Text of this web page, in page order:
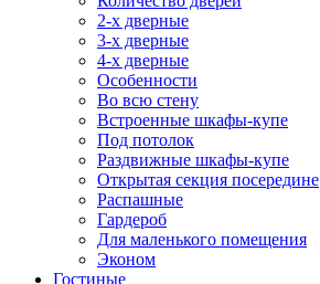
2-х дверные
3-х дверные
4-х дверные
Особенности
Во всю стену
Встроенные шкафы-купе
Под потолок
Раздвижные шкафы-купе
Открытая секция посередине
Распашные
Гардероб
Для маленького помещения
Эконом
Гостиные